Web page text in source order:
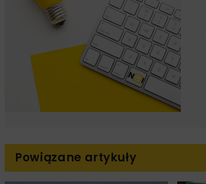
Powiązane artykuły